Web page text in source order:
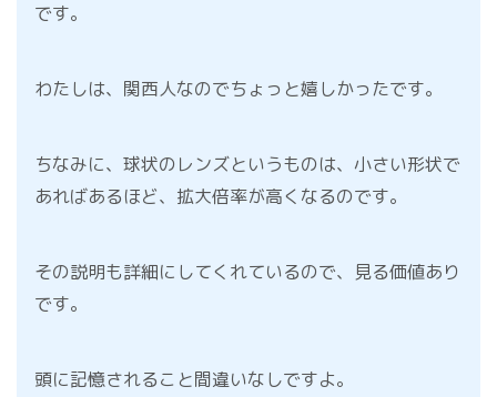
です。
わたしは、関西人なのでちょっと嬉しかったです。
ちなみに、球状のレンズというものは、小さい形状で
あればあるほど、拡大倍率が高くなるのです。
その説明も詳細にしてくれているので、見る価値あり
です。
頭に記憶されること間違いなしですよ。